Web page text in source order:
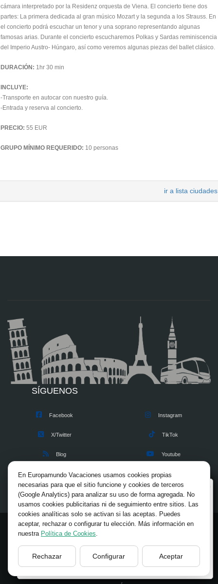
cámara interpretado por la Residenz orquesta de Viena. El concierto tiene dos
partes: La primera dedicada al gran músico Mozart y la segunda a los Strauss. En
el concierto podrá escuchar un tenor y una soprano representando algunas
famosas arias. Durante el concierto escucharemos Polkas y Sardas reminiscencia
del Imperio Austro- Húngaro, así como veremos algunas piezas del ballet clásico.
DURACIÓN: 1hr 30 min
INCLUYE:
-Transporte en autocar con nuestro guía.
-Entrada y reserva al concierto.
PRECIO: 55 EUR
GRUPO MÍNIMO REQUERIDO: 10 personas
ir a lista ciudades
SÍGUENOS
Facebook
X/Twitter
Blog
Opiniones
Instagram
TikTok
Youtube
Pinterest
© 2026 Europamundo.
INICIO INFORMACION GENERAL VIAJES
RSE FUNDACIÓN
ACCESO AGENCIAS
AVISO LEGAL
PRIVACIDAD
Bienvenido a Europamundo Vacaciones, está usted
en el sitio internacional de:
Wellcome to Europamundo Vacations, your in the
international site of:
cambiar/change
En Europamundo Vacaciones usamos cookies propias
necesarias para que el sitio funcione y cookies de terceros
(Google Analytics) para analizar su uso de forma agregada. No
usamos cookies publicitarias ni de seguimiento entre sitios. Las
cookies analíticas solo se activan si las aceptas. Puedes
aceptar, rechazar o configurar tu elección. Más información en
nuestra Política de Cookies.
Rechazar Configurar Aceptar